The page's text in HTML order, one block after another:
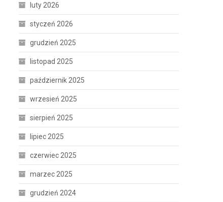
luty 2026
styczeń 2026
grudzień 2025
listopad 2025
październik 2025
wrzesień 2025
sierpień 2025
lipiec 2025
czerwiec 2025
marzec 2025
grudzień 2024